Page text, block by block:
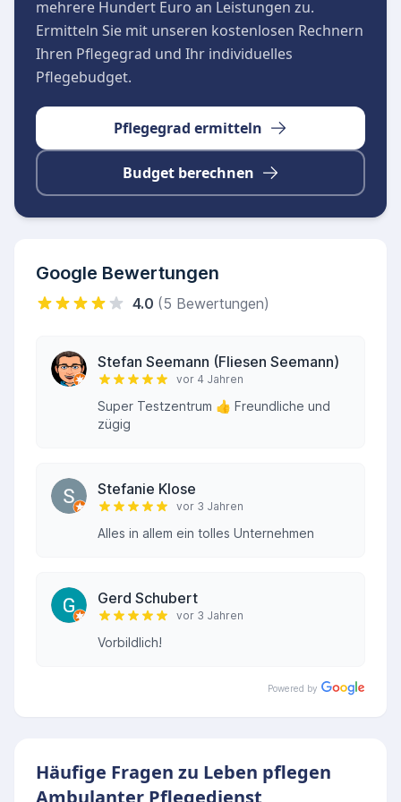
15:30 Uhr für persönliche Anliegen und
Beratungsgespräche geöffnet. Der Pflegedienst
legt großen Wert auf Zuverlässigkeit und eine
vorbildliche Arbeitsweise, was von Patienten
und Angehörigen sehr geschätzt wird.
mehrere Hundert Euro an Leistungen zu.
Ermitteln Sie mit unseren kostenlosen Rechnern
Ihren Pflegegrad und Ihr individuelles
Pflegebudget.
Pflegegrad ermitteln
Budget berechnen
Google Bewertungen
4.0 (5 Bewertungen)
Stefan Seemann (Fliesen Seemann)
vor 4 Jahren
Super Testzentrum 👍 Freundliche und
zügig
Stefanie Klose
vor 3 Jahren
Alles in allem ein tolles Unternehmen
Gerd Schubert
vor 3 Jahren
Vorbildlich!
Powered by
Häufige Fragen zu Leben pflegen
Ambulanter Pflegedienst